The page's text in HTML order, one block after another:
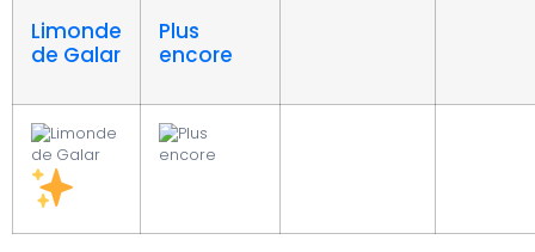
Limonde
de Galar
Plus
encore